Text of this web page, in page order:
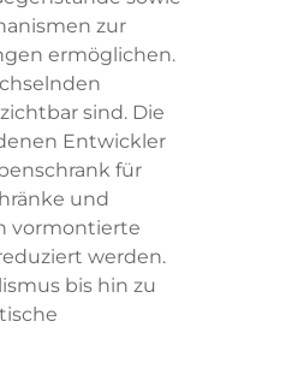
zur
ermöglichen.
sind. Die
Entwickler
für
und
vormontierte
werden.
bis hin zu